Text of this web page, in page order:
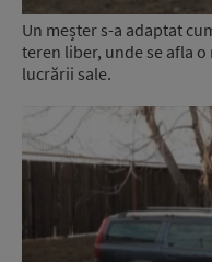
Un meșter s-a adaptat
teren liber, unde se afla
lucrării sale.